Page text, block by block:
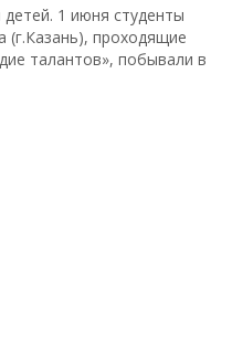
1 июня студенты
(г.Казань), проходящие
талантов», побывали в